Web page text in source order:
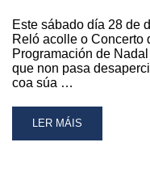
Este sábado día 28 de
Reló acolle o Concerto
Programación de
que non pasa
coa súa …
READ
MORE
LER MÁIS